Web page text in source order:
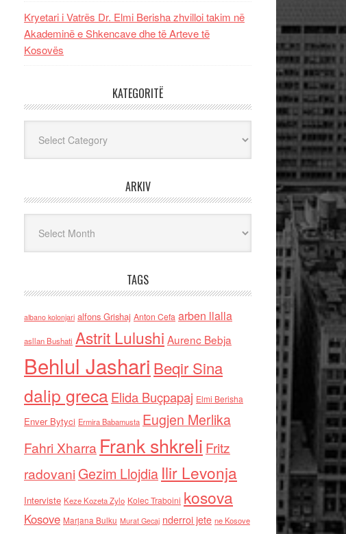
Kryetari i Vatrës Dr. Elmi Berisha zhvilloi takim në
Akademinë e Shkencave dhe të Arteve të
Kosovës
KATEGORITË
ARKIV
TAGS
albano kolonjari alfons Grishaj Anton Cefa arben llalla
asllan Bushati Astrit Lulushi Aurenc Bebja
Behlul Jashari Beqir Sina
dalip grecaElida Buçpapaj Elmi Berisha
Enver Bytyci Ermira Babamusta Eugjen Merlika
Fahri Xharra Frank shkreli Fritz
radovaniGezim Llojdia Ilir Levonja
Interviste Keze Kozeta Zylo Kolec Traboini kosova
Kosove Marjana Bulku Murat Gecaj nderroi jete ne Kosove